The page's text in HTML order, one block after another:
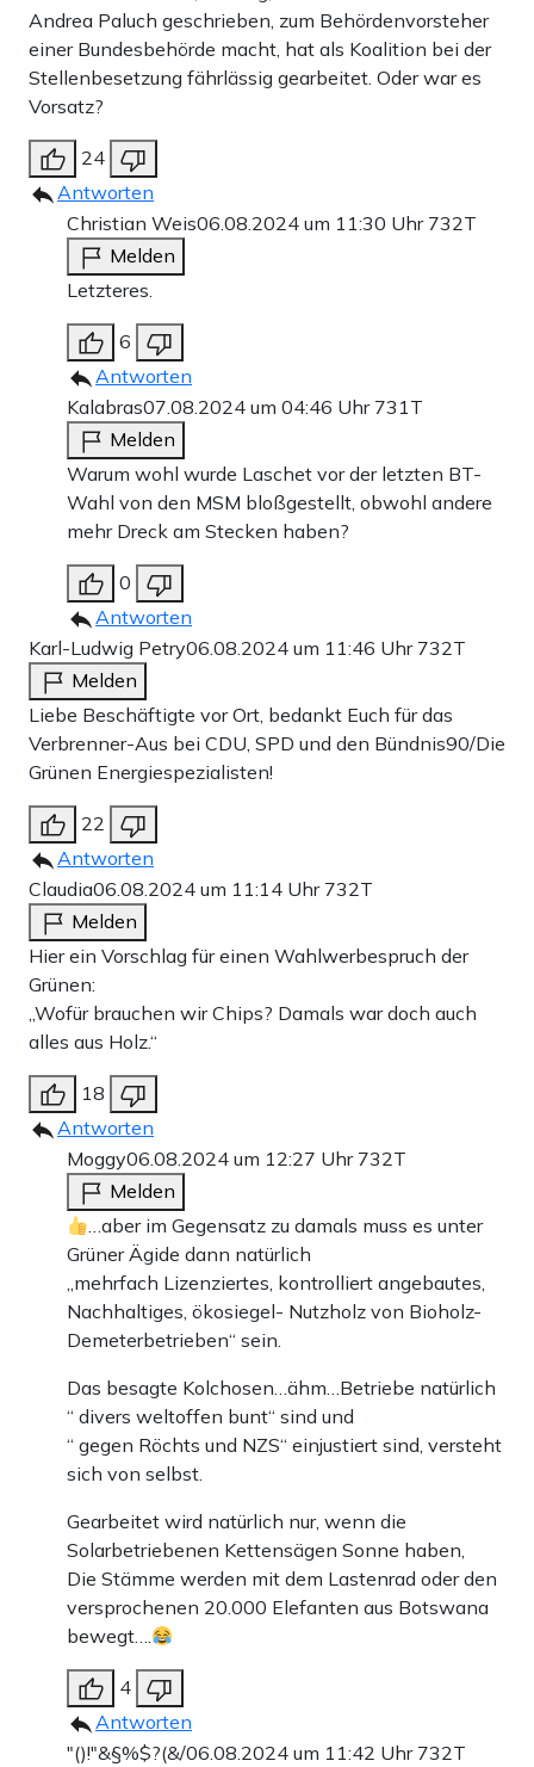
Andrea Paluch geschrieben, zum Behördenvorsteher
einer Bundesbehörde macht, hat als Koalition bei der
Stellenbesetzung fährlässig gearbeitet. Oder war es
Vorsatz?
24
Antworten
Christian Weis06.08.2024 um 11:30 Uhr 732T
Melden
Letzteres.
6
Antworten
Kalabras07.08.2024 um 04:46 Uhr 731T
Melden
Warum wohl wurde Laschet vor der letzten BT-
Wahl von den MSM bloßgestellt, obwohl andere
mehr Dreck am Stecken haben?
0
Antworten
Karl-Ludwig Petry06.08.2024 um 11:46 Uhr 732T
Melden
Liebe Beschäftigte vor Ort, bedankt Euch für das
Verbrenner-Aus bei CDU, SPD und den Bündnis90/Die
Grünen Energiespezialisten!
22
Antworten
Claudia06.08.2024 um 11:14 Uhr 732T
Melden
Hier ein Vorschlag für einen Wahlwerbespruch der
Grünen:
„Wofür brauchen wir Chips? Damals war doch auch
alles aus Holz.“
18
Antworten
Moggy06.08.2024 um 12:27 Uhr 732T
Melden
…aber im Gegensatz zu damals muss es unter
Grüner Ägide dann natürlich
„mehrfach Lizenziertes, kontrolliert angebautes,
Nachhaltiges, ökosiegel- Nutzholz von Bioholz-
Demeterbetrieben“ sein.
Das besagte Kolchosen…ähm…Betriebe natürlich
“ divers weltoffen bunt“ sind und
“ gegen Röchts und NZS“ einjustiert sind, versteht
sich von selbst.
Gearbeitet wird natürlich nur, wenn die
Solarbetriebenen Kettensägen Sonne haben,
Die Stämme werden mit dem Lastenrad oder den
versprochenen 20.000 Elefanten aus Botswana
bewegt….
4
Antworten
"()!"&§%$?(&/06.08.2024 um 11:42 Uhr 732T